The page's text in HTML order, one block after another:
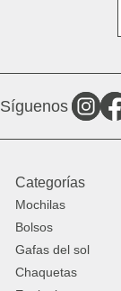
Síguenos
Categorías
Mochilas
Bolsos
Gafas del sol
Chaquetas